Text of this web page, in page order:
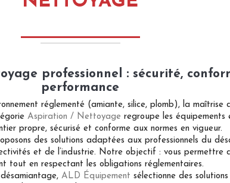
professionnel : sécurité,
performance
réglementé (amiante, silice, plomb), la maîtrise
Aspiration / Nettoyage regroupe les équipements
propre, sécurisé et conforme aux normes en vigueur.
des solutions adaptées aux professionnels du
et de l’industrie. Notre objectif : vous permettre
tout en respectant les obligations réglementaires.
ALD Équipement sélectionne des